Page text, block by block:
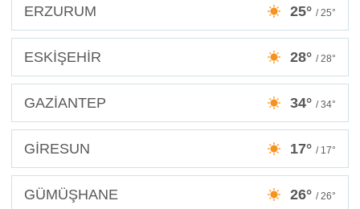
ERZURUM 25° / 25°
ESKİŞEHİR 28° / 28°
GAZİANTEP 34° / 34°
GİRESUN 17° / 17°
GÜMÜŞHANE 26° / 26°